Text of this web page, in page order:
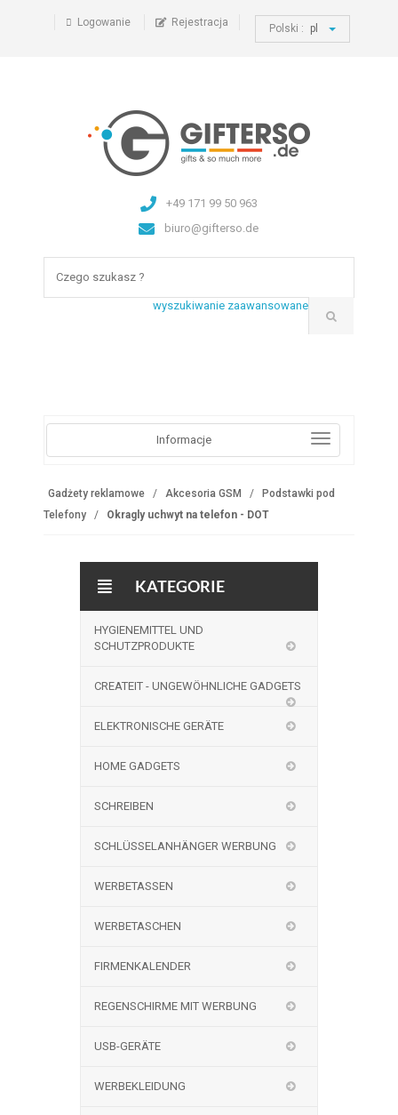
Logowanie Rejestracja Polski : pl
+49 171 99 50 963
biuro@gifterso.de
wyszukiwanie zaawansowane
Informacje
Gadżety reklamowe Akcesoria GSM
Podstawki pod
Telefony
Okragly uchwyt na telefon - DOT
KATEGORIE
HYGIENEMITTEL UND
SCHUTZPRODUKTE
CREATEIT - UNGEWÖHNLICHE GADGETS
ELEKTRONISCHE GERÄTE
HOME GADGETS
SCHREIBEN
SCHLÜSSELANHÄNGER WERBUNG
WERBETASSEN
WERBETASCHEN
FIRMENKALENDER
REGENSCHIRME MIT WERBUNG
USB-GERÄTE
WERBEKLEIDUNG